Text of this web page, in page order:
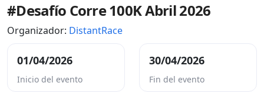
#Desafío Corre 100K Abril 2026
Organizador: DistantRace
01/04/2026
Inicio del evento
30/04/2026
Fin del evento